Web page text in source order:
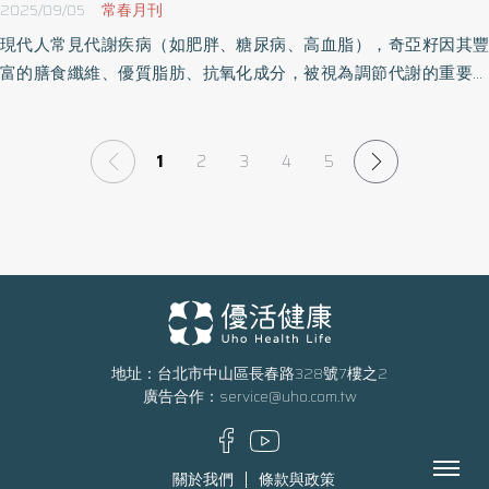
2025/09/05 常春月刊
現代人常見代謝疾病（如肥胖、糖尿病、高血脂），奇亞籽因其豐
富的膳食纖維、優質脂肪、抗氧化成分，被視為調節代謝的重要食
理，讓身體更健康。
1 2 3 4 5
地址：台北市中山區長春路328號7樓之2
廣告合作： service@uho.com.tw
關於我們 條款與政策 Menu